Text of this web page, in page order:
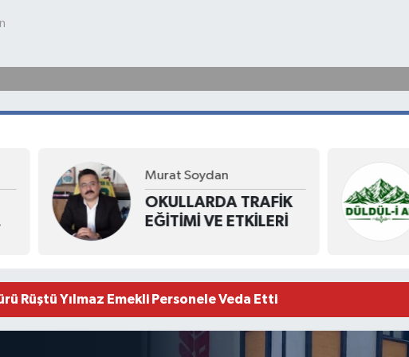
Mehmet Yeniçeri
GÜZEL
OSMANİYE'M...
BİLİNMİYOR MU?
Hakkoymaz’a Anlamlı Ziyaret
Çerçi Başsavcıyı Ziyaret Etti
Hakkoymaz’a MİSK’ten Ziyaret